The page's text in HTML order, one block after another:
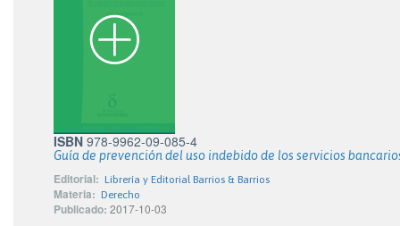
ISBN 978-9962-09-085-4
Guía de prevención del uso indebido de los servicios
Editorial: Librería y Editorial Barrios & Barrios
Materia: Derecho
Publicado: 2017-10-03